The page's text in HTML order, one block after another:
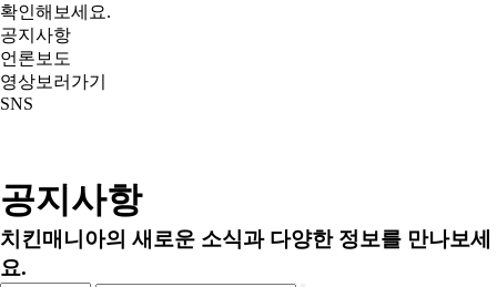
확인해보세요.
공지사항
언론보도
영상보러가기
SNS
공지사항
치킨매니아의 새로운 소식과 다양한 정보를 만나보세
요.